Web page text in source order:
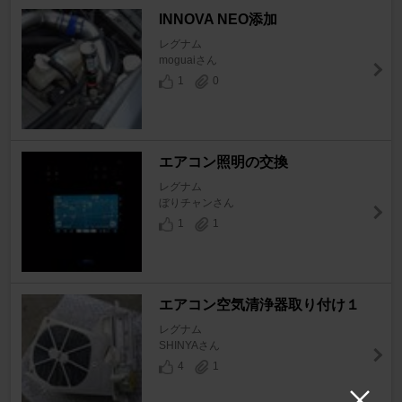
INNOVA NEO添加
レグナム
moguaiさん
1
0
エアコン照明の交換
レグナム
ぼりチャンさん
1
1
エアコン空気清浄器取り付け１
レグナム
SHINYAさん
4
1